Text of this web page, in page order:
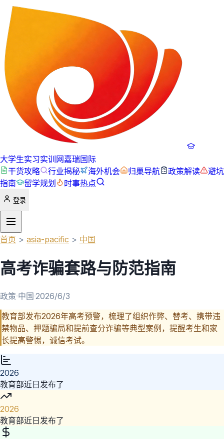
大学生实习实训网嘉瑞国际
干货攻略
行业揭秘 海外机会 归巢导航 政策解读
避坑
指南
留学规划 时事热点
登录
首页 > asia-pacific > 中国
高考诈骗套路与防范指南
政策·中国·2026/6/3
教育部发布2026年高考预警，梳理了组织作弊、替考、携带违
禁物品、押题骗局和提前查分诈骗等典型案例，提醒考生和家
长提高警惕，诚信考试。
2026
教育部近日发布了
2026
教育部近日发布了